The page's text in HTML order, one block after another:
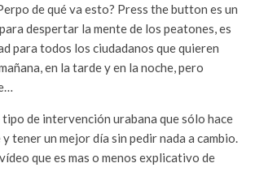
de qué va esto? Press the button es un
despertar la mente de los peatones, es
para todos los ciudadanos que quieren
en la tarde y en la noche, pero
de intervención urabana que sólo hace
tener un mejor día sin pedir nada a cambio.
que es mas o menos explicativo de